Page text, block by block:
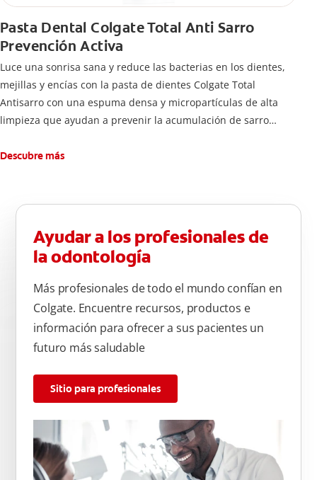
Pasta Dental Colgate Total Anti Sarro
Prevención Activa
Luce una sonrisa sana y reduce las bacterias en los dientes,
mejillas y encías con la pasta de dientes Colgate Total
Antisarro con una espuma densa y micropartículas de alta
limpieza que ayudan a prevenir la acumulación de sarro
Descubre más
Ayudar a los profesionales de
la odontología
Más profesionales de todo el mundo confían en
Colgate. Encuentre recursos, productos e
información para ofrecer a sus pacientes un
futuro más saludable
Sitio para profesionales